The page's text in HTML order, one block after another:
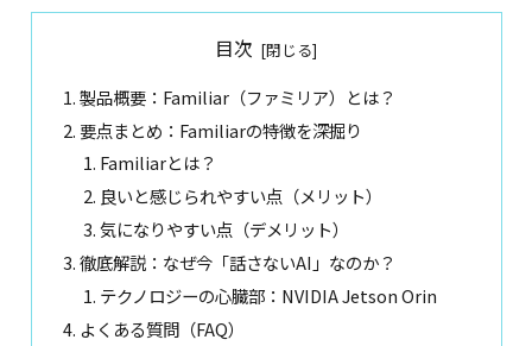
目次
製品概要：Familiar（ファミリア）とは？
要点まとめ：Familiarの特徴を深掘り
Familiarとは？
良いと感じられやすい点（メリット）
気になりやすい点（デメリット）
徹底解説：なぜ今「話さないAI」なのか？
テクノロジーの心臓部：NVIDIA Jetson Orin
よくある質問（FAQ）